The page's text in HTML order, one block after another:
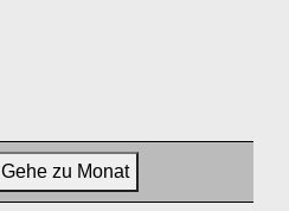
Gehe zu Monat